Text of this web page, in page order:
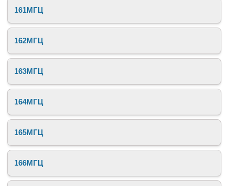
161МГЦ
162МГЦ
163МГЦ
164МГЦ
165МГЦ
166МГЦ